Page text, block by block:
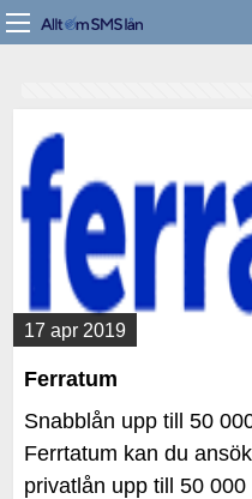
17 apr 2019
Ferratum
Snabblån upp till 50
Ferrtatum kan du
privatlån upp till 50 000